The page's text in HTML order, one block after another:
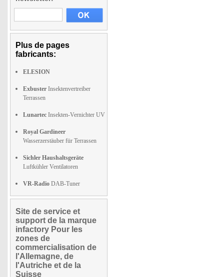
Plus de pages
fabricants:
ELESION
Exbuster Insektenvertreiber
Terrassen
Lunartec Insekten-Vernichter UV
Royal Gardineer
Wasserzerstäuber für Terrassen
Sichler Haushaltsgeräte
Luftkühler Ventilatoren
VR-Radio DAB-Tuner
Site de service et
support de la marque
infactory Pour les
zones de
commercialisation de
l'Allemagne, de
l'Autriche et de la
Suisse